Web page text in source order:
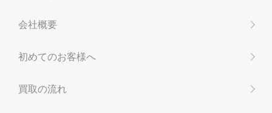
会社概要
初めてのお客様へ
買取の流れ